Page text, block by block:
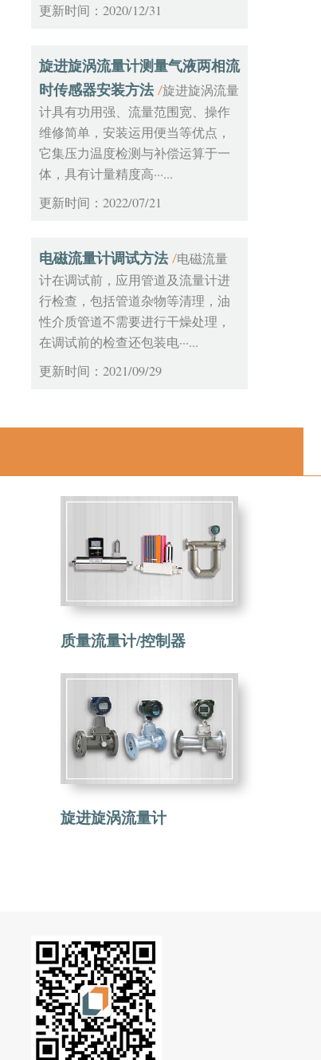
更新时间：2020/12/31
旋进旋涡流量计测量气液两相流
时传感器安装方法 /旋进旋涡流量
计具有功用强、流量范围宽、操作
维修简单，安装运用便当等优点，
它集压力温度检测与补偿运算于一
体，具有计量精度高···...
更新时间：2022/07/21
电磁流量计调试方法 /电磁流量
计在调试前，应用管道及流量计进
行检查，包括管道杂物等清理，油
性介质管道不需要进行干燥处理，
在调试前的检查还包装电···...
更新时间：2021/09/29
质量流量计/控制器
旋进旋涡流量计